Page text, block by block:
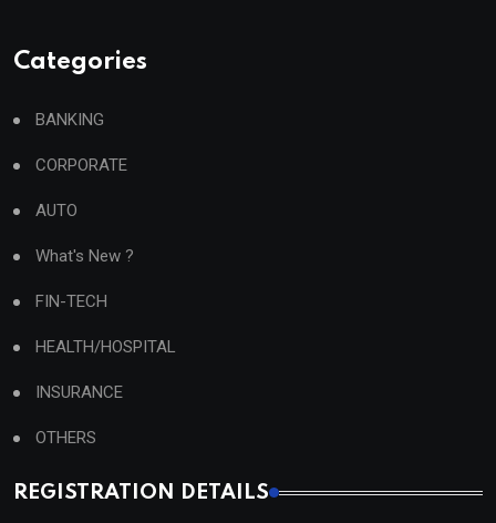
Categories
BANKING
CORPORATE
AUTO
What's New ?
FIN-TECH
HEALTH/HOSPITAL
INSURANCE
OTHERS
REGISTRATION DETAILS